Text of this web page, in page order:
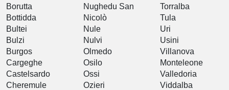
Borutta
Bottidda
Bultei
Bulzi
Burgos
Cargeghe
Castelsardo
Cheremule
Nughedu San
Nicolò
Nule
Nulvi
Olmedo
Osilo
Ossi
Ozieri
Torralba
Tula
Uri
Usini
Villanova
Monteleone
Valledoria
Viddalba